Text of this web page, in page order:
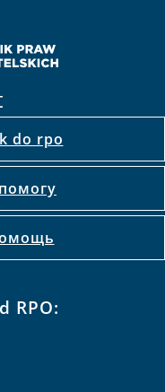
do rpo
RPO: